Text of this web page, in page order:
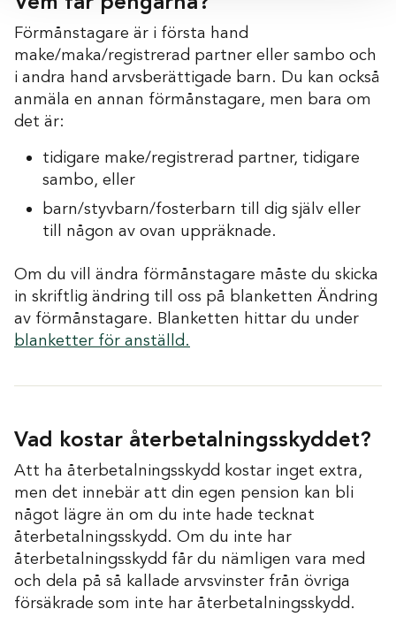
Förmånstagare är i första hand
make/maka/registrerad partner eller sambo och
i andra hand arvsberättigade barn. Du kan också
anmäla en annan förmånstagare, men bara om
det är:
tidigare make/registrerad partner, tidigare
sambo, eller
barn/styvbarn/fosterbarn till dig själv eller
till någon av ovan uppräknade.
Om du vill ändra förmånstagare måste du skicka
in skriftlig ändring till oss på blanketten Ändring
av förmånstagare. Blanketten hittar du under
blanketter för anställd.
Vad kostar återbetalningsskyddet?
Att ha återbetalningsskydd kostar inget extra,
men det innebär att din egen pension kan bli
något lägre än om du inte hade tecknat
återbetalningsskydd. Om du inte har
återbetalningsskydd får du nämligen vara med
och dela på så kallade arvsvinster från övriga
försäkrade som inte har återbetalningsskydd.